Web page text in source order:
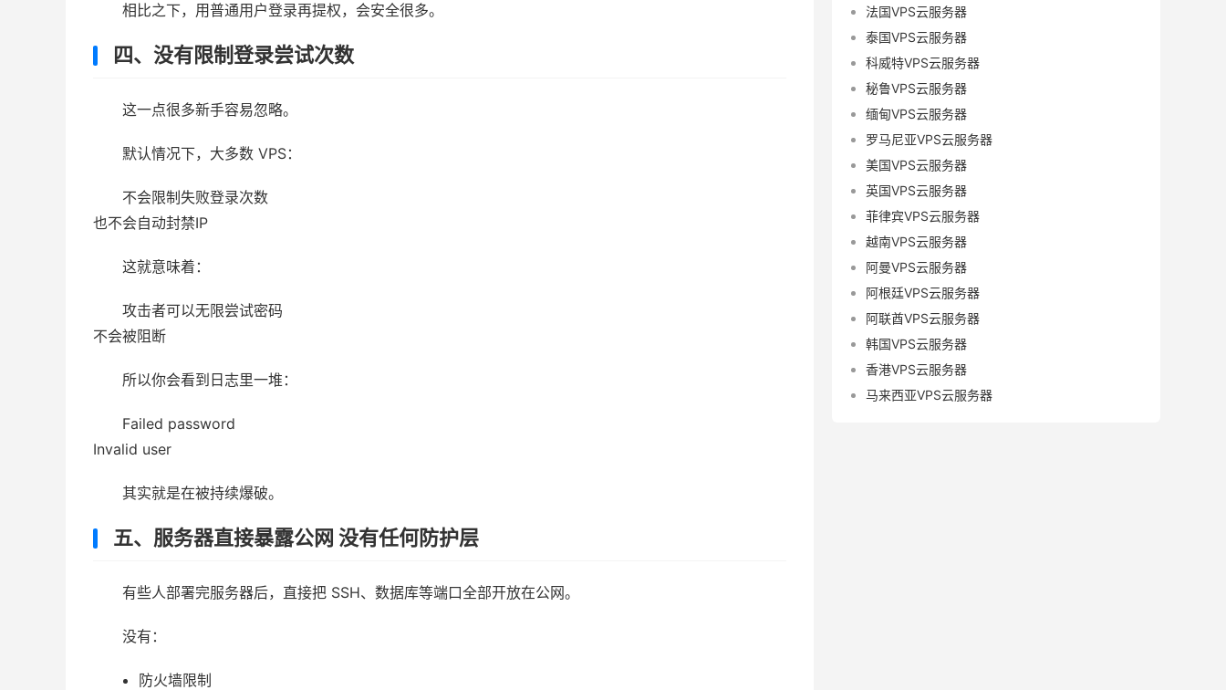
相比之下，用普通用户登录再提权，会安全很多。
四、没有限制登录尝试次数
这一点很多新手容易忽略。
默认情况下，大多数 VPS：
不会限制失败登录次数
也不会自动封禁IP
这就意味着：
攻击者可以无限尝试密码
不会被阻断
所以你会看到日志里一堆：
Failed password
Invalid user
其实就是在被持续爆破。
五、服务器直接暴露公网 没有任何防护层
有些人部署完服务器后，直接把 SSH、数据库等端口全部开放在公网。
没有：
防火墙限制
法国VPS云服务器
泰国VPS云服务器
科威特VPS云服务器
秘鲁VPS云服务器
缅甸VPS云服务器
罗马尼亚VPS云服务器
美国VPS云服务器
英国VPS云服务器
菲律宾VPS云服务器
越南VPS云服务器
阿曼VPS云服务器
阿根廷VPS云服务器
阿联酋VPS云服务器
韩国VPS云服务器
香港VPS云服务器
马来西亚VPS云服务器